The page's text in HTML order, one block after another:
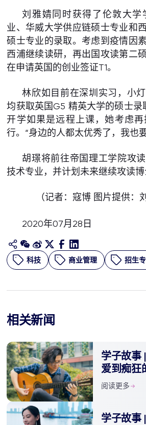
刘雅婧同时获得了伦敦大学
业、华威大学供应链硕士专业和
硕士专业的录取。考虑到疫情因
西浦继续读研，再出国攻读第二
在申请英国的创业签证T1。
林欣如目前在深圳实习，小
均获取英国G5 精英大学的硕士录
开学如果是远程上课，她考虑
行。“身边的人都太优秀了，我也
胡璟将前往帝国理工学院攻
技术专业，并计划未来继续攻读博
（记者：寇博 图片提供：
2020年07月28日
科技 商业管理 招生
相关新闻
学子故事
爱到痴狂
理工学院
阅读更多
学子故事